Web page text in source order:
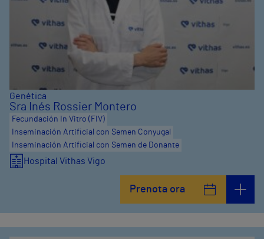
Genética
Sra Inés Rossier Montero
Fecundación In Vitro (FIV)
Inseminación Artificial con Semen Conyugal
Inseminación Artificial con Semen de Donante
Hospital Vithas Vigo
Prenota ora